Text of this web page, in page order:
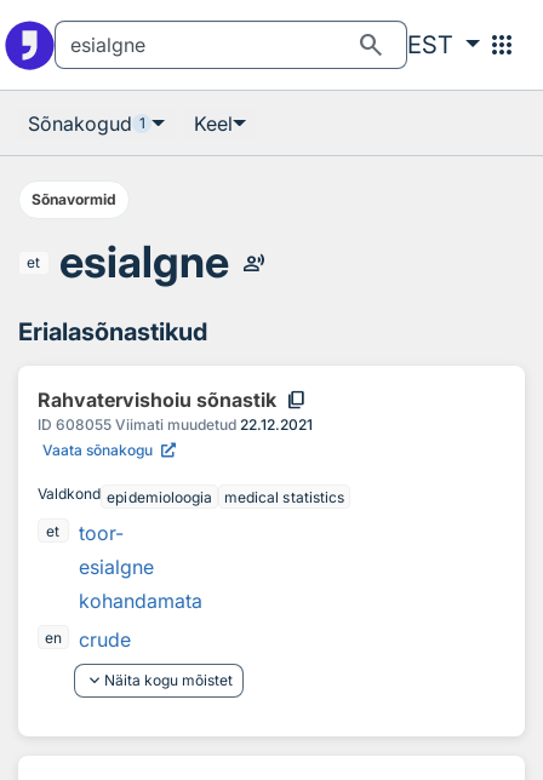
search EST apps
Sõnakogud 1 Keel
Sõnavormid
et esialgne record_voice_over
Erialasõnastikud
Rahvatervishoiu sõnastik content_copy
ID 608055 Viimati muudetud 22.12.2021
Vaata sõnakogu
Valdkond epidemioloogia
medical statistics
et
toor-
esialgne
kohandamata
en
crude
keyboard_arrow_down Näita kogu mõistet